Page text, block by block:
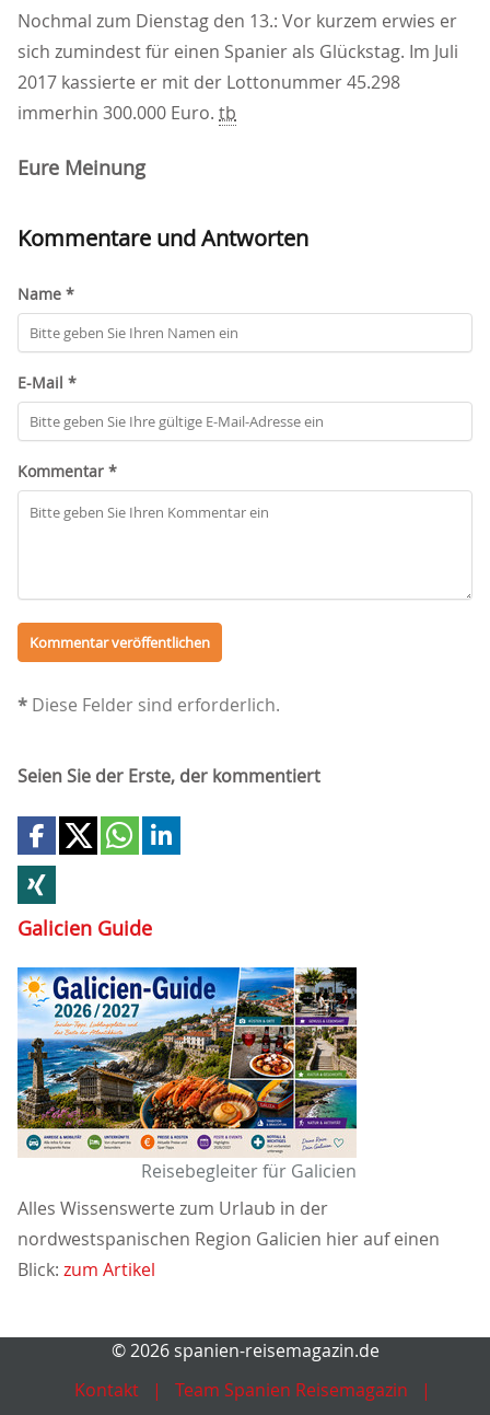
Nochmal zum Dienstag den 13.: Vor kurzem erwies er
sich zumindest für einen Spanier als Glückstag. Im Juli
2017 kassierte er mit der Lottonummer 45.298
immerhin 300.000 Euro. tb
Eure Meinung
Kommentare und Antworten
Name *
E-Mail *
Kommentar *
* Diese Felder sind erforderlich.
Seien Sie der Erste, der kommentiert
Galicien Guide
Reisebegleiter für Galicien
Alles Wissenswerte zum Urlaub in der
nordwestspanischen Region Galicien hier auf einen
Blick: zum Artikel
© 2026 spanien-reisemagazin.de
Kontakt
Team Spanien Reisemagazin